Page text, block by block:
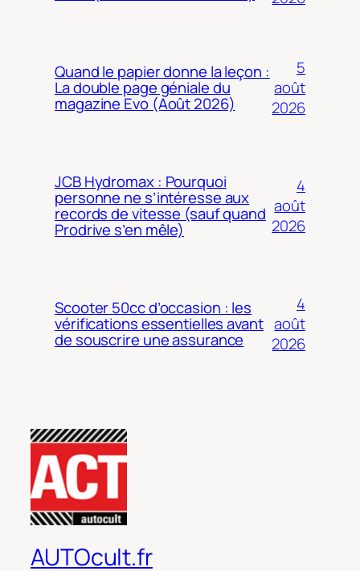
Quand le papier donne la leçon :
La double page géniale du
magazine Evo (Août 2026)
5
août
2026
JCB Hydromax : Pourquoi
personne ne s’intéresse aux
records de vitesse (sauf quand
Prodrive s’en mêle)
4
août
2026
Scooter 50cc d’occasion : les
vérifications essentielles avant
de souscrire une assurance
4
août
2026
AUTOcult.fr